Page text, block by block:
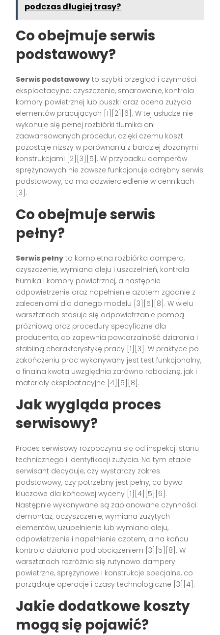
podczas długiej trasy?
Co obejmuje serwis
podstawowy?
Serwis podstawowy to szybki przegląd i czynności
eksploatacyjne: czyszczenie, smarowanie, kontrola
komory powietrznej lub puszki oraz ocena zużycia
elementów pracujących [1][2][6]. W tej usłudze nie
wykonuje się pełnej rozbiórki tłumika ani
zaawansowanych procedur, dzięki czemu koszt
pozostaje niższy w porównaniu z bardziej złożonymi
konstrukcjami [2][3][5]. W przypadku damperów
sprężynowych nie zawsze funkcjonuje odrębny serwis
podstawowy, co ma odzwierciedlenie w cennikach
[3].
Co obejmuje serwis
pełny?
Serwis pełny to kompletna rozbiórka dampera,
czyszczenie, wymiana oleju i uszczelnień, kontrola
tłumika i komory powietrznej, a następnie
odpowietrzenie oraz napełnienie azotem zgodnie z
zaleceniami dla danego modelu [3][5][8]. W wielu
warsztatach stosuje się odpowietrzanie pompą
próżniową oraz procedury specyficzne dla
producenta, co zapewnia powtarzalność działania i
stabilną charakterystykę pracy [1][3]. W praktyce po
zakończeniu prac wykonywany jest test funkcjonalny,
a finalna kwota uwzględnia zarówno robociznę, jak i
materiały eksploatacyjne [4][5][8].
Jak wygląda proces
serwisowy?
Proces serwisowy rozpoczyna się od inspekcji stanu
technicznego i identyfikacji zużycia. Na tym etapie
serwisant decyduje, czy wystarczy zakres
podstawowy, czy potrzebny jest pełny, co bywa
kluczowe dla końcowej wyceny [1][4][5][6].
Następnie wykonywane są zaplanowane czynności:
demontaż, oczyszczenie, wymiana zużytych
elementów, uzupełnienie lub wymiana oleju,
odpowietrzenie i napełnienie azotem, a na końcu
kontrola działania pod obciążeniem [3][5][8]. W
warsztatach rozróżnia się rutynowo dampery
powietrzne, sprężynowe i konstrukcje specjalne, co
porządkuje operacje i czasy technologiczne [3][4].
Jakie dodatkowe koszty
mogą się pojawić?